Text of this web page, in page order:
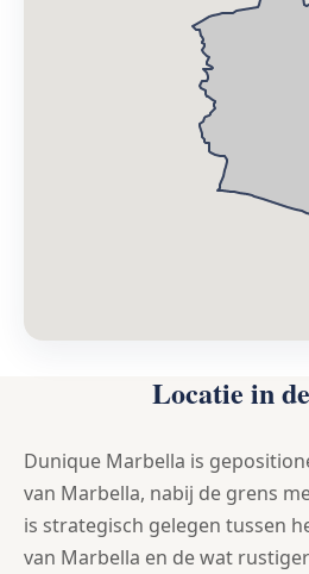
Locatie in
Dunique Marbella is
van Marbella, nabij de grens
is strategisch gelegen tussen
van Marbella en de wat